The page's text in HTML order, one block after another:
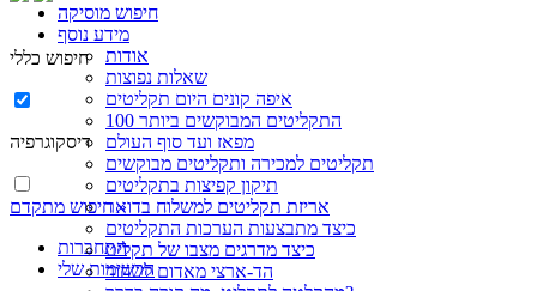
חיפוש מוסיקה
מידע נוסף
אודות
שאלות נפוצות
איפה קונים היום תקליטים
100 התקליטים המבוקשים ביותר
מפאז ועד סוף העולם
תקליטים למכירה ותקליטים מבוקשים
תיקון קפיצות בתקליטים
אריזת תקליטים למשלוח בדואר
כיצד מתבצעות הערכות התקליטים
כיצד מדרגים מצבו של תקליט
הד-ארצי מאדום לשחור
חיפוש כללי
דיסקוגרפיה
חיפוש מתקדם »
התחברות
הרשימות שלי